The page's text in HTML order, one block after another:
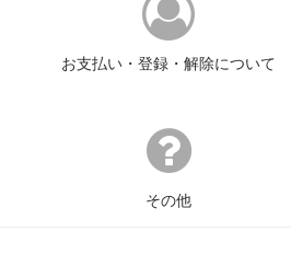
お支払い・登録・解除について
その他